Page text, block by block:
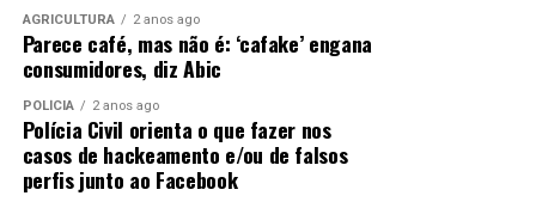
AGRICULTURA 2 anos ago
Parece café, mas não é: ‘cafake’ engana
consumidores, diz Abic
POLÍCIA 2 anos ago
Polícia Civil orienta o que fazer nos
casos de hackeamento e/ou de falsos
perfis junto ao Facebook